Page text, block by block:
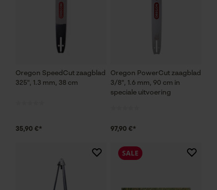
Oregon SpeedCut zaagblad
325", 1.3 mm, 38 cm
35,90 €*
Oregon PowerCut zaagblad
3/8", 1.6 mm, 90 cm in
speciale uitvoering
97,90 €*
SALE